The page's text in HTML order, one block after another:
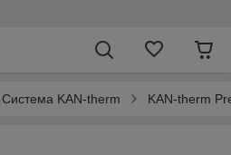
Система KAN-therm KAN-therm